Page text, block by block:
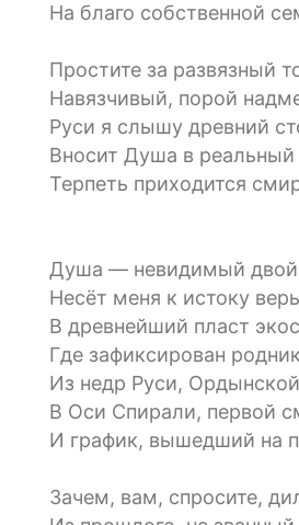
На благо собственной
Простите за развязный
Навязчивый, порой
Руси я слышу древний
Вносит Душа в реальный
Терпеть приходится
Душа — невидимый
Несёт меня к истоку
В древнейший пласт
Где зафиксирован родник
Из недр Руси,
В Оси Спирали, первой
И график, вышедший на
Зачем, вам, спросите,